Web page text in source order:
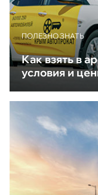
ПОЛЕЗНО ЗНАТЬ
Как взять в
условия и